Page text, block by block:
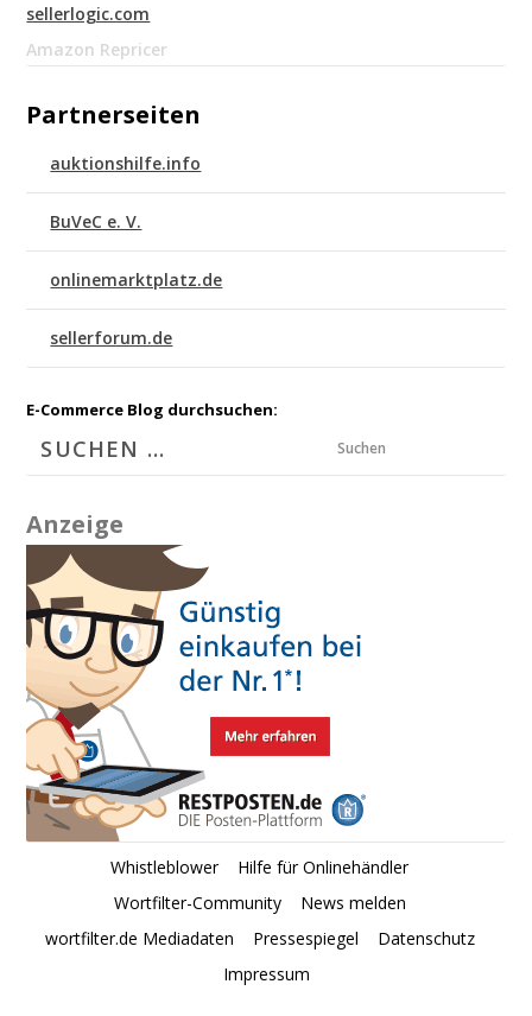
sellerlogic.com
Amazon Repricer
Partnerseiten
auktionshilfe.info
BuVeC e. V.
onlinemarktplatz.de
sellerforum.de
E-Commerce Blog durchsuchen:
Suchen
Anzeige
Whistleblower
Hilfe für Onlinehändler
Wortfilter-Community
News melden
wortfilter.de Mediadaten
Pressespiegel
Datenschutz
Impressum